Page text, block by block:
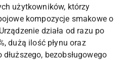
użytkowników, którzy
kompozycje smakowe o
działa od razu po
dużą ilość płynu oraz
bezobsługowego